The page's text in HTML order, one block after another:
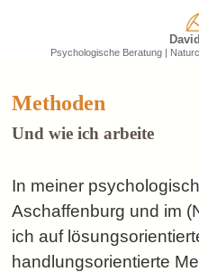
Psychologische Beratung |
Methoden
Und wie ich arbeite
In meiner
Aschaffenburg und im
ich auf
handlungsorientierte